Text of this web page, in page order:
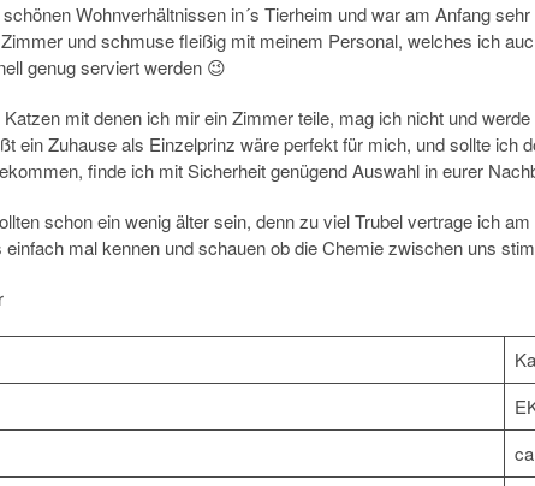
Wohnverhältnissen in´s Tierheim und war am Anfang
und schmuse fleißig mit meinem Personal, welches ich
genug serviert werden 😉
Katzen mit denen ich mir ein Zimmer teile, mag ich nicht und
ein Zuhause als Einzelprinz wäre perfekt für mich, und sollte ich
finde ich mit Sicherheit genügend Auswahl in eurer
schon ein wenig älter sein, denn zu viel Trubel vertrage ich
einfach mal kennen und schauen ob die Chemie zwischen uns